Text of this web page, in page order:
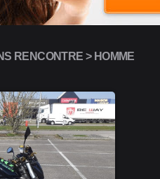
RENCONTRE > HOMME